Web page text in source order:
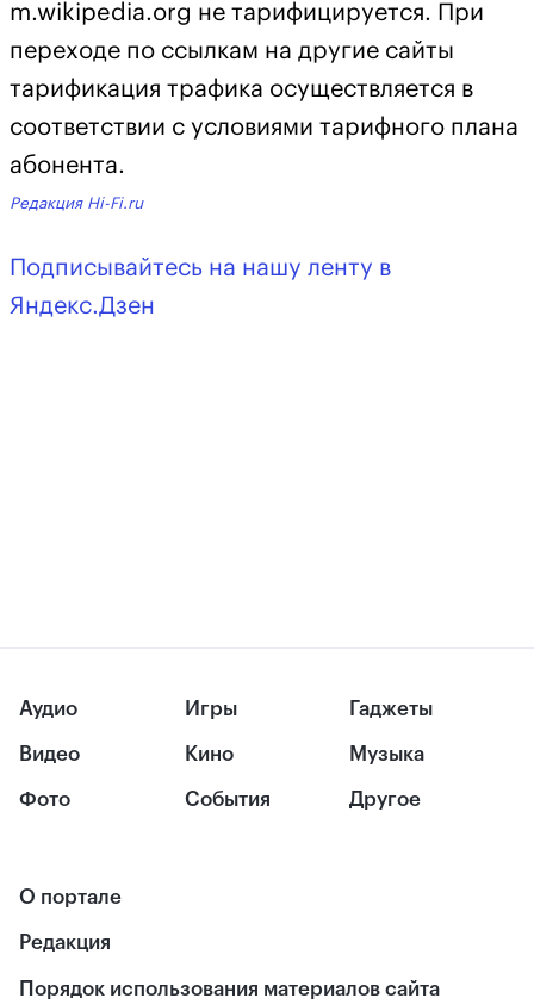
m.wikipedia.org не тарифицируется. При
переходе по ссылкам на другие сайты
тарификация трафика осуществляется в
соответствии с условиями тарифного плана
абонента.
Редакция Hi-Fi.ru
Подписывайтесь на нашу ленту в
Яндекс.Дзен
Аудио
Видео
Фото
Игры
Кино
События
Гаджеты
Музыка
Другое
О портале
Редакция
Порядок использования материалов сайта